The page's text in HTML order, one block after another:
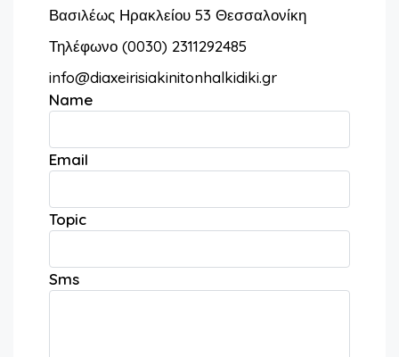
Βασιλέως Ηρακλείου 53 Θεσσαλονίκη
Τηλέφωνο (0030) 2311292485
info@diaxeirisiakinitonhalkidiki.gr
Name
Email
Topic
Sms